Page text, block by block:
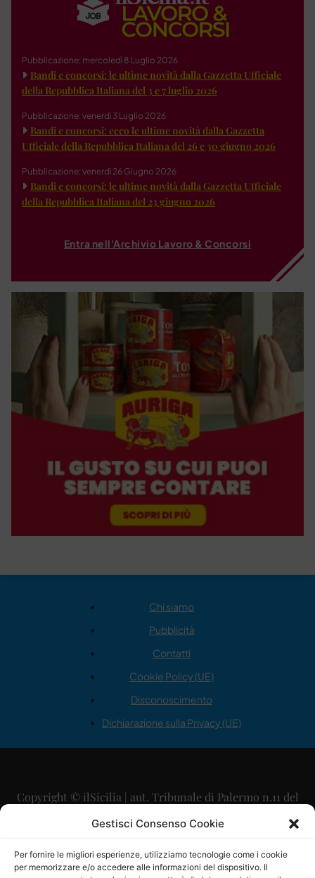
Gestisci Consenso Cookie
Per fornire le migliori esperienze, utilizziamo tecnologie come i cookie
per memorizzare e/o accedere alle informazioni del dispositivo. Il
Pubblicazione: mercoledì 8 Luglio 2026
Bandi e concorsi: le ultime novità dalla Gazzetta Ufficiale
della Repubblica Italiana del 3 e 7 luglio 2026
Pubblicazione: venerdì 3 Luglio 2026
Bandi e concorsi: ecco le ultime novità dalla Gazzetta
Ufficiale della Repubblica Italiana del 26 e 30 giugno 2026
Pubblicazione: venerdì 26 Giugno 2026
Bandi e concorsi: le ultime novità dalla Gazzetta Ufficiale
della Repubblica Italiana del 23 giugno 2026
Entra nell'Archivio Lavoro & Concorsi
Chi siamo
Pubblicità
Contatti
Cookie Policy (UE)
Disconoscimento
Dichiarazione sulla Privacy (UE)
Copyright © ilSicilia | aut. Tribunale di Palermo n.11 del
29/09/2015